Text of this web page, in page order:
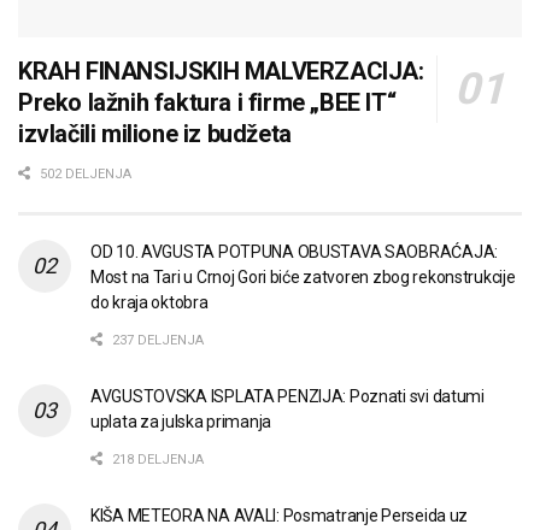
KRAH FINANSIJSKIH MALVERZACIJA:
Preko lažnih faktura i firme „BEE IT“
izvlačili milione iz budžeta
502 DELJENJA
OD 10. AVGUSTA POTPUNA OBUSTAVA SAOBRAĆAJA:
Most na Tari u Crnoj Gori biće zatvoren zbog rekonstrukcije
do kraja oktobra
237 DELJENJA
AVGUSTOVSKA ISPLATA PENZIJA: Poznati svi datumi
uplata za julska primanja
218 DELJENJA
KIŠA METEORA NA AVALI: Posmatranje Perseida uz